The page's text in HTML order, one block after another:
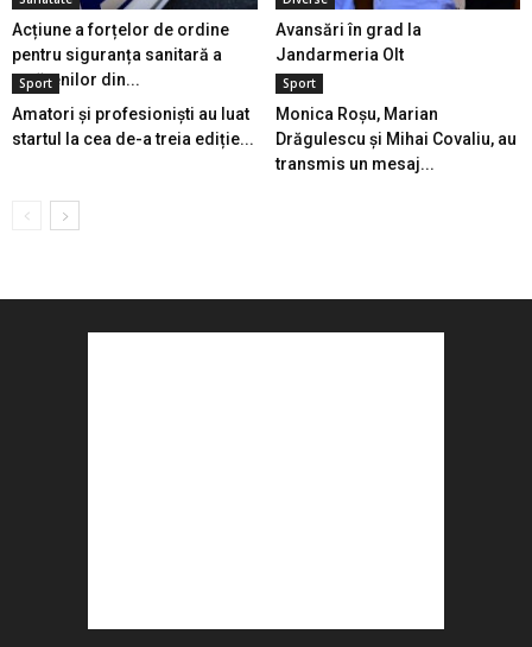
Acțiune a forțelor de ordine
pentru siguranța sanitară a
cetățenilor din...
Avansări în grad la
Jandarmeria Olt
Sport
Amatori și profesioniști au luat
startul la cea de-a treia ediție...
Sport
Monica Roșu, Marian
Drăgulescu și Mihai Covaliu, au
transmis un mesaj...